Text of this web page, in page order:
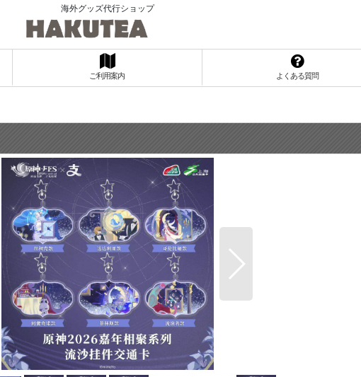
海外グッズ代行ショップ
ご利用案内 よくある質問